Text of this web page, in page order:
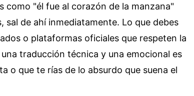
como "él fue al corazón de la manzana"
de ahí inmediatamente. Lo que debes
o plataformas oficiales que respeten la
traducción técnica y una emocional es
o que te rías de lo absurdo que suena el